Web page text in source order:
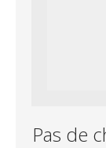
Pas de